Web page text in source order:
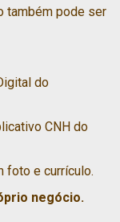
também pode ser
do
CNH do
foto e currículo.
negócio.